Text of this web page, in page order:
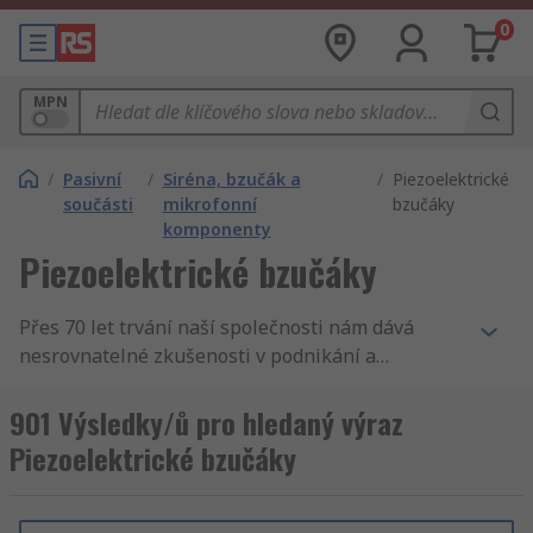
0
MPN
/ Pasivní
součásti
/ Siréna, bzučák a
mikrofonní
komponenty
/ Piezoelektrické
bzučáky
Piezoelektrické bzučáky
Přes 70 let trvání naší společnosti nám dává
nesrovnatelné zkušenosti v podnikání a
piezoelektrických bzučáků. Tak podporujeme
inženýry v celém světě, distribuujeme
Komponenty piezoelektrických bzučáků a Siréna,
160 zemí světa, kteří vědí, že se mohou
901 Výsledky/ů pro hledaný výraz
Piezoelektrické bzučáky